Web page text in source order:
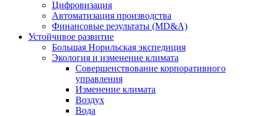
Цифровизация
Автоматизация производства
Финансовые результаты (MD&A)
Устойчивое развитие
Большая Норильская экспедиция
Экология и изменение климата
Совершенствование корпоративного
управления
Изменение климата
Воздух
Вода